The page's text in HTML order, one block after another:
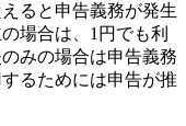
ると申告義務が発生
場合は、1円でも利
みの場合は申告義務
るためには申告が推